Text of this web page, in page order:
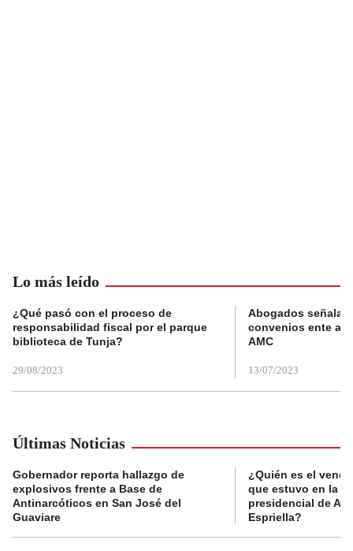
Lo más leído
¿Qué pasó con el proceso de
responsabilidad fiscal por el parque
biblioteca de Tunja?
29/08/2023
Abogados
convenios ente
AMC
13/07/2023
Últimas Noticias
Gobernador reporta hallazgo de
explosivos frente a Base de
Antinarcóticos en San José del
Guaviare
¿Quién es el
que estuvo en la
presidencial de
Espriella?